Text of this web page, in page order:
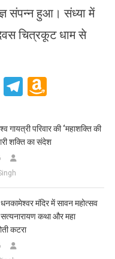
संपन्न हुआ। संध्या में
चित्रकूट धाम से
LinkedIn
Telegram
List
गायत्री परिवार की ‘महाशक्ति की
शक्ति का संदेश
मंदिर में सावन महोत्सव
कथा और महा
कटरा